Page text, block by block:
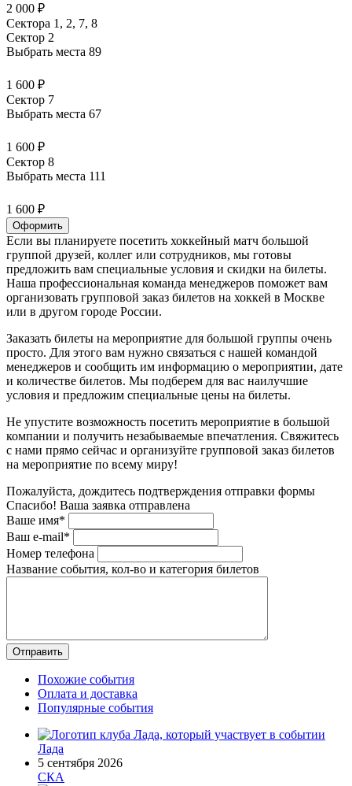
2 000 ₽
Сектора 1, 2, 7, 8
Сектор 2
Выбрать места 89
1 600 ₽
Сектор 7
Выбрать места 67
1 600 ₽
Сектор 8
Выбрать места 111
1 600 ₽
Оформить
Если вы планируете посетить хоккейный матч большой
группой друзей, коллег или сотрудников, мы готовы
предложить вам специальные условия и скидки на билеты.
Наша профессиональная команда менеджеров поможет вам
организовать групповой заказ билетов на хоккей в Москве
или в другом городе России.
Заказать билеты на мероприятие для большой группы очень
просто. Для этого вам нужно связаться с нашей командой
менеджеров и сообщить им информацию о мероприятии, дате
и количестве билетов. Мы подберем для вас наилучшие
условия и предложим специальные цены на билеты.
Не упустите возможность посетить мероприятие в большой
компании и получить незабываемые впечатления. Свяжитесь
с нами прямо сейчас и организуйте групповой заказ билетов
на мероприятие по всему миру!
Пожалуйста, дождитесь подтверждения отправки формы
Спасибо! Ваша заявка отправлена
Ваше имя*
Ваш e-mail*
Номер телефона
Название события, кол-во и категория билетов
Похожие события
Оплата и доставка
Популярные события
Лада
5 сентября 2026
СКА